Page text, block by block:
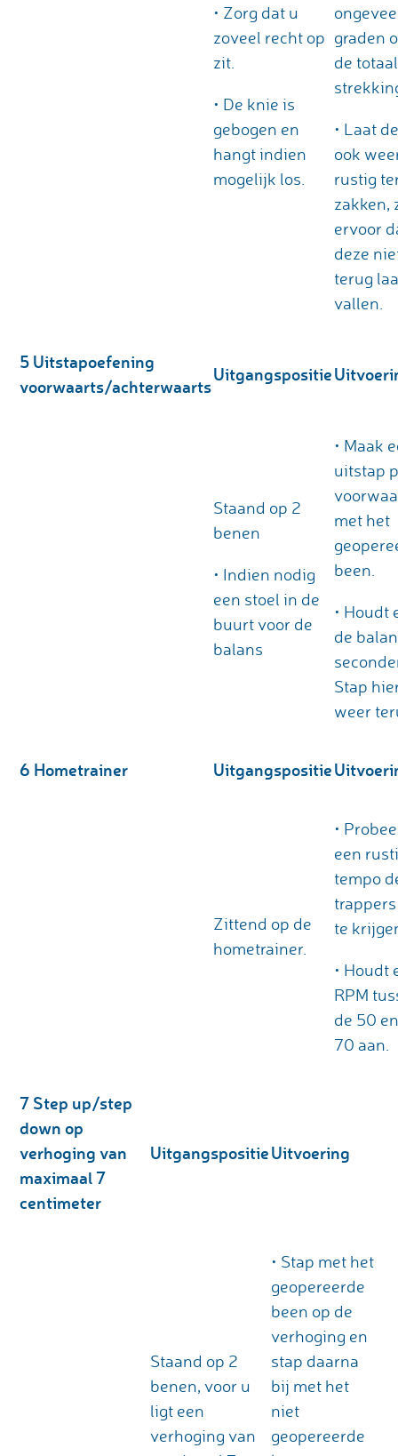
• Zorg dat u
zoveel recht op
zit.
• De knie is
gebogen en
hangt indien
mogelijk los.
graden
de totaal
• Laat
ook
rustig
zakken,
ervoor
deze
terug
vallen.
5 Uitstapoefening
voorwaarts/achterwaarts
Uitgangspositie
Staand op 2
benen
• Indien nodig
een stoel in de
buurt voor de
balans
• Maak
uitstap
met het
been.
• Houdt
de
Stap
weer
6 Hometrainer Uitgangspositie
Zittend op de
hometrainer.
•
een
tempo
te
• Houdt
RPM
de 50
70 aan.
7 Step up/step
down op
verhoging van
maximaal 7
centimeter
UitgangspositieUitvoering
Staand op 2
benen, voor u
ligt een
verhoging van
• Stap met het
geopereerde
been op de
verhoging en
stap daarna
bij met het
niet
geopereerde